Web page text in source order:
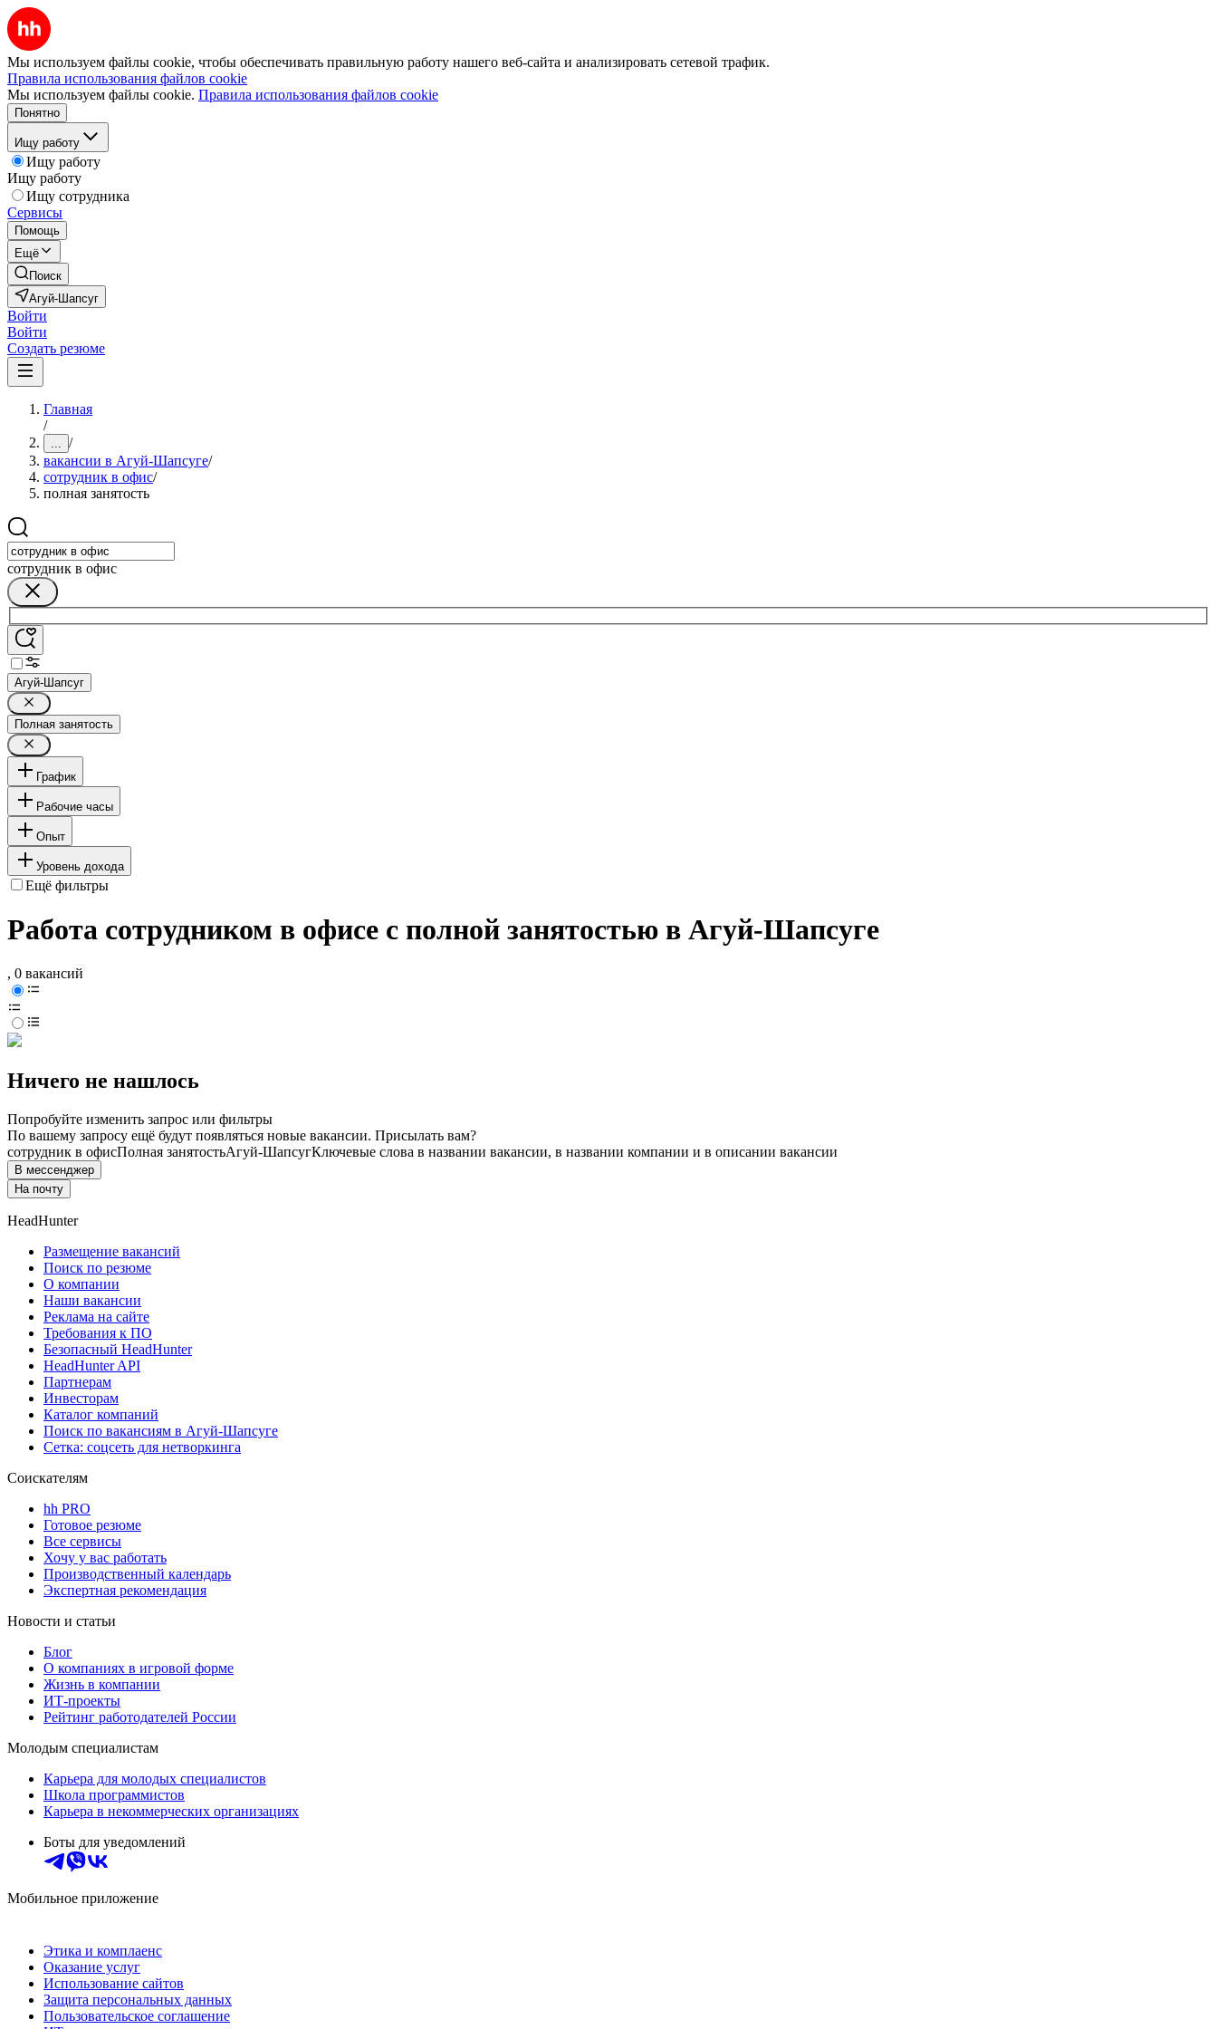
Мы используем файлы cookie, чтобы обеспечивать правильную работу нашего веб-сайта и анализировать сетевой трафик.
Правила использования файлов cookie
Мы используем файлы cookie. Правила использования файлов cookie
Понятно
Ищу работу
Ищу работу
Ищу работу
Ищу сотрудника
Сервисы
Помощь
Ещё
Поиск
Агуй-Шапсуг
Войти
Войти
Создать резюме
Главная
/
... /
вакансии в Агуй-Шапсуге/
сотрудник в офис/
полная занятость
сотрудник в офис
Агуй-Шапсуг
Полная занятость
График
Рабочие часы
Опыт
Уровень дохода
Ещё фильтры
Работа сотрудником в офисе с полной занятостью в Агуй-Шапсуге
, 0 вакансий
Ничего не нашлось
Попробуйте изменить запрос или фильтры
По вашему запросу ещё будут появляться новые вакансии. Присылать вам?
сотрудник в офисПолная занятостьАгуй-ШапсугКлючевые слова в названии вакансии, в названии компании и в описании вакансии
В мессенджер
На почту
HeadHunter
Размещение вакансий
Поиск по резюме
О компании
Наши вакансии
Реклама на сайте
Требования к ПО
Безопасный HeadHunter
HeadHunter API
Партнерам
Инвесторам
Каталог компаний
Поиск по вакансиям в Агуй-Шапсуге
Сетка: соцсеть для нетворкинга
Соискателям
hh PRO
Готовое резюме
Все сервисы
Хочу у вас работать
Производственный календарь
Экспертная рекомендация
Новости и статьи
Блог
О компаниях в игровой форме
Жизнь в компании
ИТ-проекты
Рейтинг работодателей России
Молодым специалистам
Карьера для молодых специалистов
Школа программистов
Карьера в некоммерческих организациях
Боты для уведомлений
Мобильное приложение
Этика и комплаенс
Оказание услуг
Использование сайтов
Защита персональных данных
Пользовательское соглашение